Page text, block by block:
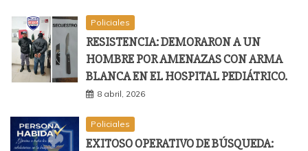
Policiales
RESISTENCIA: DEMORARON A UN
HOMBRE POR AMENAZAS CON ARMA
BLANCA EN EL HOSPITAL PEDIÁTRICO.
8 abril, 2026
Policiales
EXITOSO OPERATIVO DE BÚSQUEDA: